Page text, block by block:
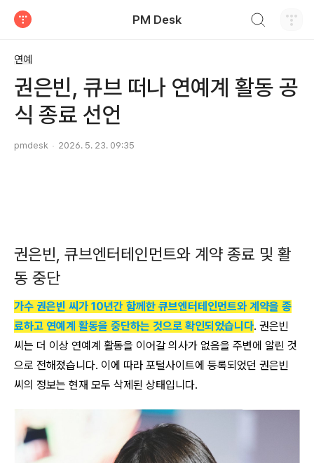
PM Desk
연예
권은빈, 큐브 떠나 연예계 활동 공
식 종료 선언
pmdesk 2026. 5. 23. 09:35
권은빈, 큐브엔터테인먼트와 계약 종료 및 활
동 중단
가수 권은빈 씨가 10년간 함께한 큐브엔터테인먼트와 계약을 종
료하고 연예계 활동을 중단하는 것으로 확인되었습니다. 권은빈
씨는 더 이상 연예계 활동을 이어갈 의사가 없음을 주변에 알린 것
으로 전해졌습니다. 이에 따라 포털사이트에 등록되었던 권은빈
씨의 정보는 현재 모두 삭제된 상태입니다.